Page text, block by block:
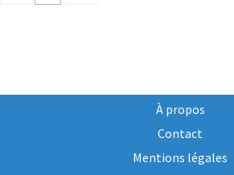
À propos
Contact
Mentions légales